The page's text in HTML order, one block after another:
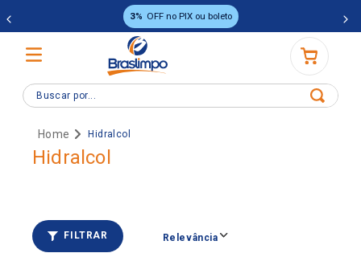
3% OFF no PIX ou boleto
Buscar por...
Hidralcol
Hidralcol
FILTRAR Relevância